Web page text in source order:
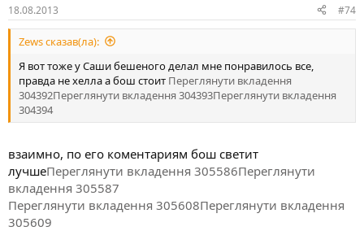
18.08.2013 #74
Zews сказав(ла):
Я вот тоже у Саши бешеного делал мне понравилось все,
правда не хелла а бош стоит Переглянути вкладення
304392Переглянути вкладення 304393Переглянути вкладення
304394
взаимно, по его коментариям бош светит
лучшеПереглянути вкладення 305586Переглянути
вкладення 305587
Переглянути вкладення 305608Переглянути вкладення
305609